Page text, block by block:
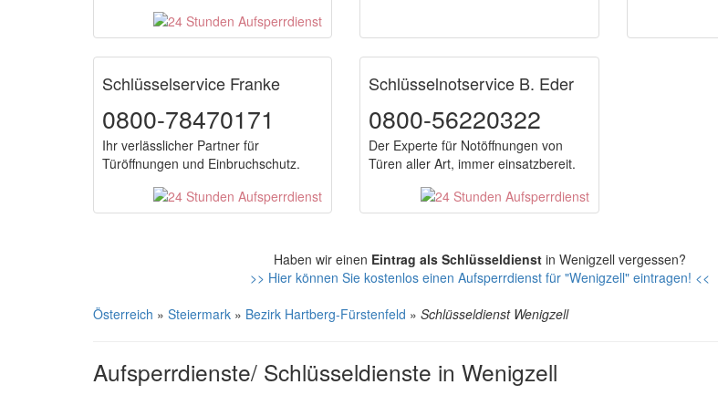
Schlüsselservice Franke
0800-78470171
Ihr verlässlicher Partner für
Türöffnungen und Einbruchschutz.
Schlüsselnotservice B. Eder
0800-56220322
Der Experte für Notöffnungen von
Türen aller Art, immer einsatzbereit.
Haben wir einen Eintrag als Schlüsseldienstin Wenigzell vergessen?
>> Hier können Sie kostenlos einen Aufsperrdienst für "Wenigzell" eintragen! <<
Österreich » Steiermark » Bezirk Hartberg-Fürstenfeld » Schlüsseldienst Wenigzell
Aufsperrdienste/ Schlüsseldienste in Wenigzell